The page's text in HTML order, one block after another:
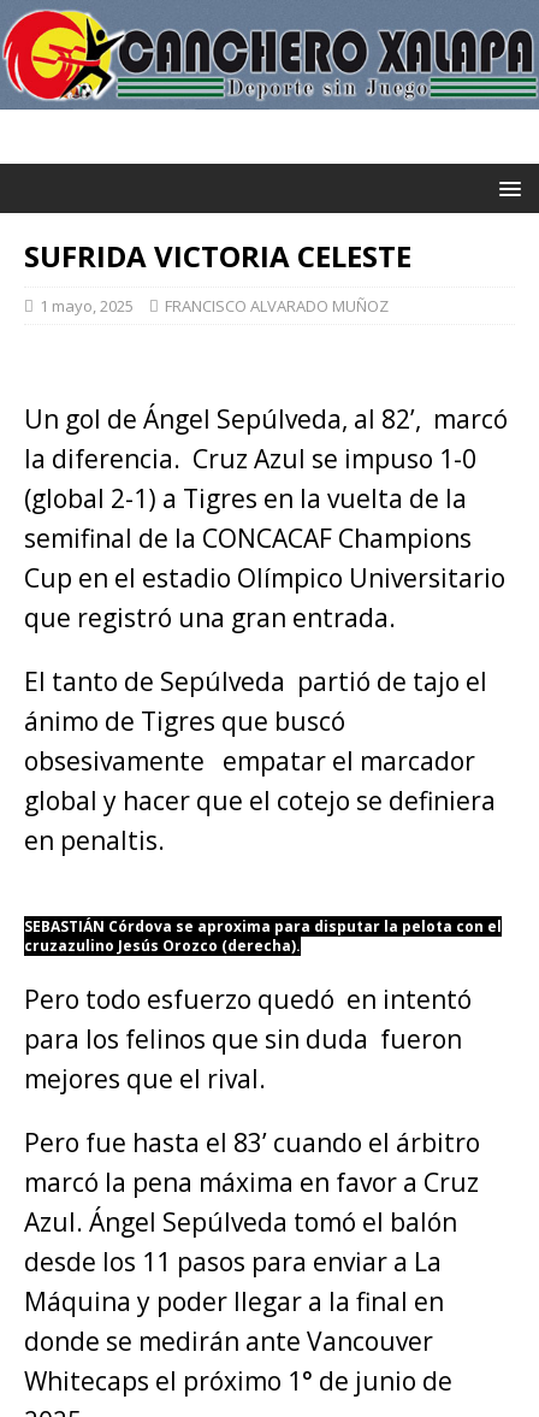
SUFRIDA VICTORIA CELESTE
1 mayo, 2025 FRANCISCO ALVARADO MUÑOZ
Un gol de Ángel Sepúlveda, al 82’, marcó
la diferencia. Cruz Azul se impuso 1-0
(global 2-1) a Tigres en la vuelta de la
semifinal de la CONCACAF Champions
Cup en el estadio Olímpico Universitario
que registró una gran entrada.
El tanto de Sepúlveda partió de tajo el
ánimo de Tigres que buscó
obsesivamente empatar el marcador
global y hacer que el cotejo se definiera
en penaltis.
SEBASTIÁN Córdova se aproxima para disputar la pelota con el
cruzazulino Jesús Orozco (derecha).
Pero todo esfuerzo quedó en intentó
para los felinos que sin duda fueron
mejores que el rival.
Pero fue hasta el 83’ cuando el árbitro
marcó la pena máxima en favor a Cruz
Azul. Ángel Sepúlveda tomó el balón
desde los 11 pasos para enviar a La
Máquina y poder llegar a la final en
donde se medirán ante Vancouver
Whitecaps el próximo 1° de junio de